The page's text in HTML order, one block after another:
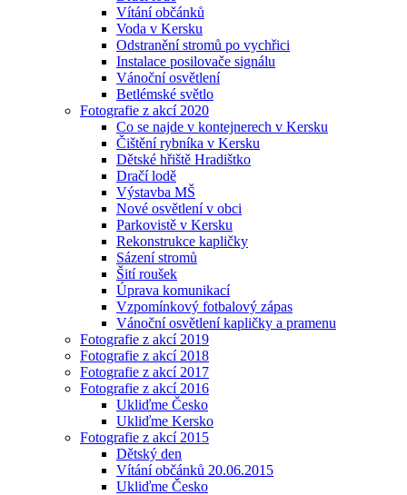
Vítání občánků
Voda v Kersku
Odstranění stromů po vychřici
Instalace posilovače signálu
Vánoční osvětlení
Betlémské světlo
Fotografie z akcí 2020
Co se najde v kontejnerech v Kersku
Čištění rybníka v Kersku
Dětské hřiště Hradištko
Dračí lodě
Výstavba MŠ
Nové osvětlení v obci
Parkovistě v Kersku
Rekonstrukce kapličky
Sázení stromů
Šití roušek
Úprava komunikací
Vzpomínkový fotbalový zápas
Vánoční osvětlení kapličky a pramenu
Fotografie z akcí 2019
Fotografie z akcí 2018
Fotografie z akcí 2017
Fotografie z akcí 2016
Ukliďme Česko
Ukliďme Kersko
Fotografie z akcí 2015
Dětský den
Vítání občánků 20.06.2015
Ukliďme Česko